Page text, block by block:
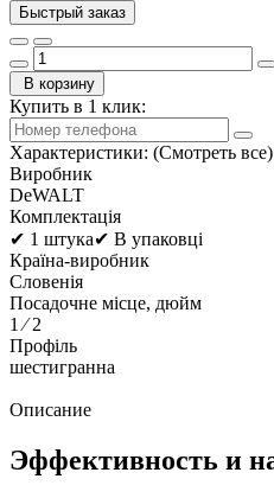
Быстрый заказ
В корзину
Купить в 1 клик:
Характеристики: (Смотреть все)
Виробник
DeWALT
Комплектація
✔ 1 штука✔ В упаковці
Країна-виробник
Словенія
Посадочне місце, дюйм
1 ⁄ 2
Профіль
шестигранна
Описание
Эффективность и